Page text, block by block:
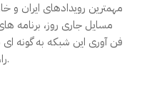
مسایل جاری روز، برنامه
فن آوری این شبکه به گونه
را، بویژه از میان جوانان، به خود جذب کنند.